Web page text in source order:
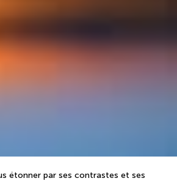
étonner par ses contrastes et ses